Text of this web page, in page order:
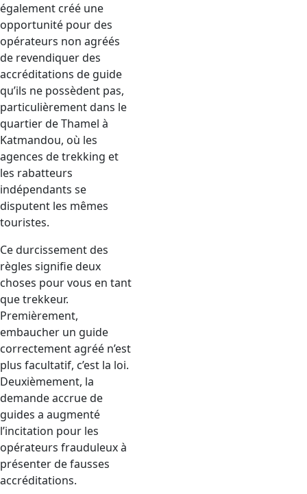
également créé une
opportunité pour des
opérateurs non agréés
de revendiquer des
accréditations de guide
qu’ils ne possèdent pas,
particulièrement dans le
quartier de Thamel à
Katmandou, où les
agences de trekking et
les rabatteurs
indépendants se
disputent les mêmes
touristes.
Ce durcissement des
règles signifie deux
choses pour vous en tant
que trekkeur.
Premièrement,
embaucher un guide
correctement agréé n’est
plus facultatif, c’est la loi.
Deuxièmement, la
demande accrue de
guides a augmenté
l’incitation pour les
opérateurs frauduleux à
présenter de fausses
accréditations.